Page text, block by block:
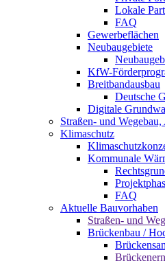
Lokale
FAQ
Gewerbeflächen
Neubaugebiete
KfW-
Breitbandausbau
Deutsche
Digitale
Straßen- und
Klimaschutz
Kommunale
FAQ
Aktuelle Bauvorhaben
Straßen- und
Brückenbau /